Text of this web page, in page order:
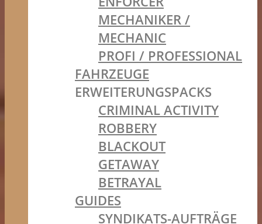
MECHANIKER /
MECHANIC
PROFI / PROFESSIONAL
FAHRZEUGE
ERWEITERUNGSPACKS
CRIMINAL ACTIVITY
ROBBERY
BLACKOUT
GETAWAY
BETRAYAL
GUIDES
SYNDIKATS-AUFTRÄGE